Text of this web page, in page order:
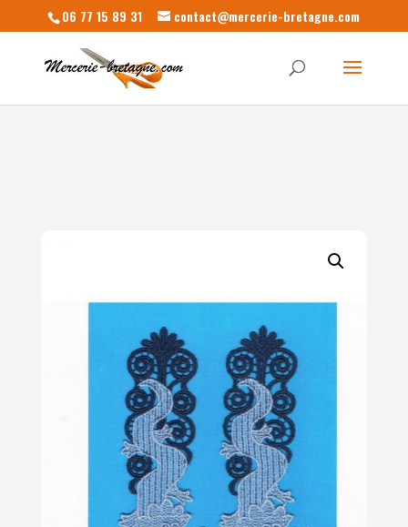
06 77 15 89 31 contact@mercerie-bretagne.com